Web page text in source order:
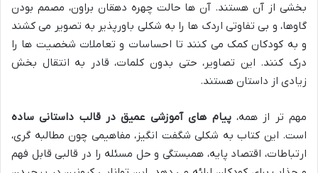
بخشی از آن هستند. آن ها حالت چهره دهقان براون، مصمم بودن
گاوها، و بی تفاوتی اردک ها را به شکلی باورپذیر به تصویر می کشند
و به کودکان کمک می کنند تا احساسات و تعاملات شخصیت ها را
درک کنند. این تصاویر، حتی بدون کلمات، قادر به انتقال بخش
زیادی از داستان هستند.
مهم تر از همه،پیام های آموزشی عمیق در قالب داستانی ساده
است. این کتاب به شکلی شگفت انگیز، مفاهیمی چون مطالبه گری،
ارتباطات، اقتصاد پایه، همبستگی و حل مسئله را در قالبی قابل فهم